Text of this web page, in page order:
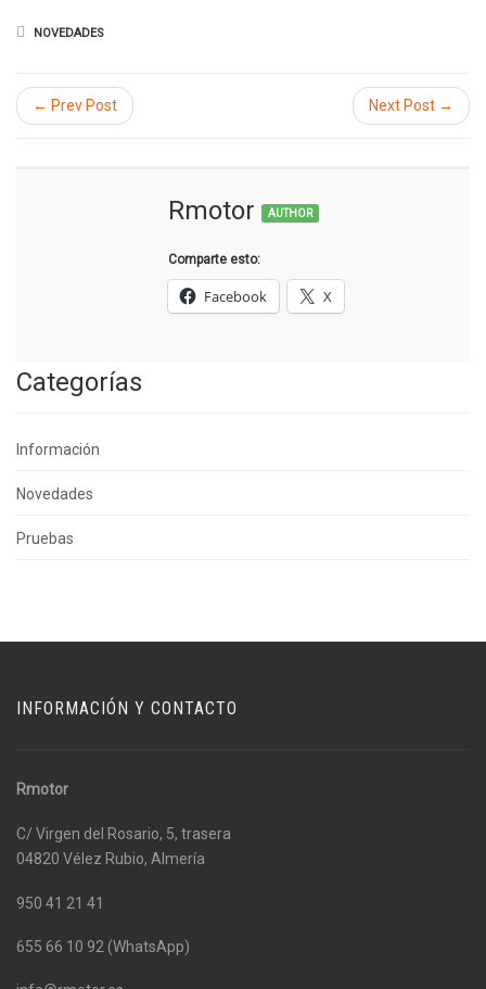
NOVEDADES
← Prev Post Next Post →
Rmotor AUTHOR
Comparte esto:
Facebook X
Categorías
Información
Novedades
Pruebas
INFORMACIÓN Y CONTACTO
Rmotor
C/ Virgen del Rosario, 5, trasera
04820 Vélez Rubio, Almería
950 41 21 41
655 66 10 92 (WhatsApp)